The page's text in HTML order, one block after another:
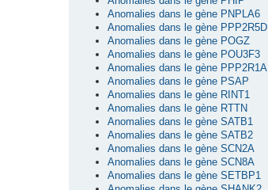
Anomalies dans le gène PNPLA6
Anomalies dans le gène PPP2R5D
Anomalies dans le gène POGZ
Anomalies dans le gène POU3F3
Anomalies dans le gène PPP2R1A
Anomalies dans le gène PSAP
Anomalies dans le gène RINT1
Anomalies dans le gène RTTN
Anomalies dans le gène SATB1
Anomalies dans le gène SATB2
Anomalies dans le gène SCN2A
Anomalies dans le gène SCN8A
Anomalies dans le gène SETBP1